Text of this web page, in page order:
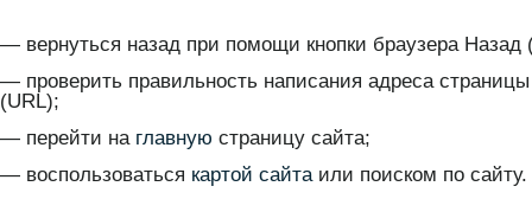
— вернуться назад при помощи кнопки браузера Назад
— проверить правильность написания адреса страницы
(URL);
— перейти на главную страницу сайта;
— воспользоваться картой сайтаили поиском по сайту.